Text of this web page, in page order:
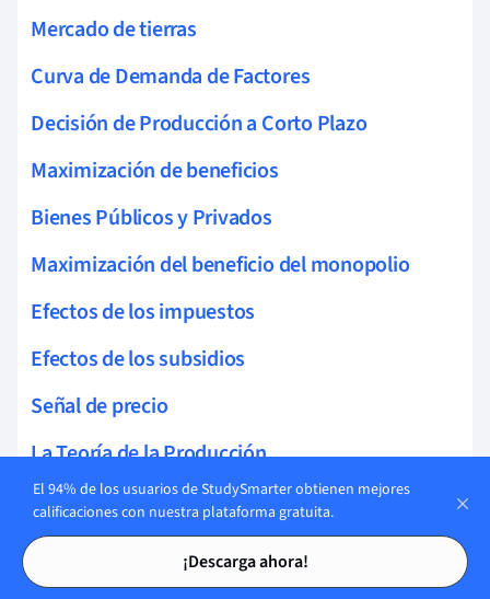
Tarjetas de estudio
Tarjetas de estudio
Mercado de tierras
Curva de Demanda de Factores
Decisión de Producción a Corto Plazo
Maximización de beneficios
Bienes Públicos y Privados
Maximización del beneficio del monopolio
Efectos de los impuestos
Efectos de los subsidios
Señal de precio
La Teoría de la Producción
Costo, Ingresos y Maximización de Beneficios
Prueba de gastos totales
El 94% de los usuarios de StudySmarter obtienen mejores
calificaciones con nuestra plataforma gratuita.
¡Descarga ahora!